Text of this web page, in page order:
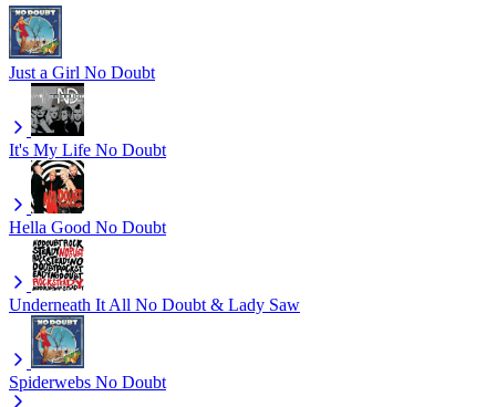
Just a Girl No Doubt
It's My Life No Doubt
Hella Good No Doubt
Underneath It All No Doubt & Lady Saw
Spiderwebs No Doubt